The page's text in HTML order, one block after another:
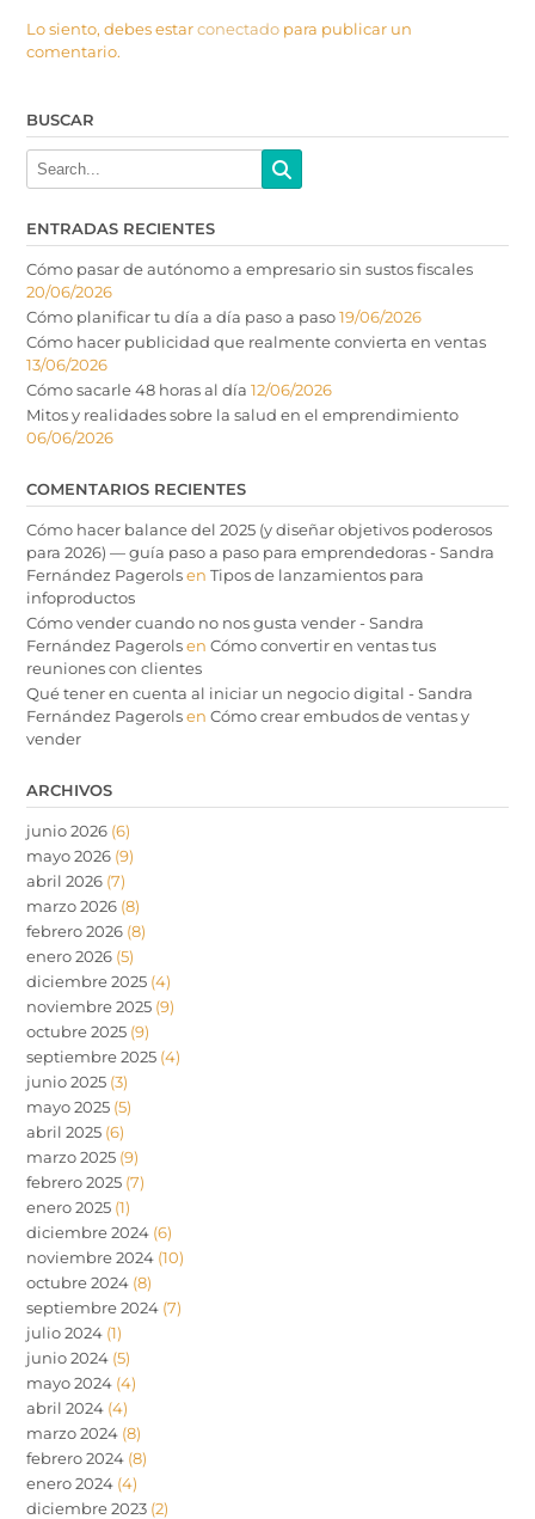
Lo siento, debes estarconectado para publicar un
comentario.
BUSCAR
ENTRADAS RECIENTES
Cómo pasar de autónomo a empresario sin sustos fiscales
20/06/2026
Cómo planificar tu día a día paso a paso19/06/2026
Cómo hacer publicidad que realmente convierta en ventas
13/06/2026
Cómo sacarle 48 horas al día 12/06/2026
Mitos y realidades sobre la salud en el emprendimiento
06/06/2026
COMENTARIOS RECIENTES
Cómo hacer balance del 2025 (y diseñar objetivos poderosos
para 2026) — guía paso a paso para emprendedoras - Sandra
Fernández Pagerolsen Tipos de lanzamientos para
infoproductos
Cómo vender cuando no nos gusta vender - Sandra
Fernández Pagerolsen Cómo convertir en ventas tus
reuniones con clientes
Qué tener en cuenta al iniciar un negocio digital - Sandra
Fernández Pagerolsen Cómo crear embudos de ventas y
vender
ARCHIVOS
junio 2026 (6)
mayo 2026 (9)
abril 2026 (7)
marzo 2026 (8)
febrero 2026 (8)
enero 2026 (5)
diciembre 2025 (4)
noviembre 2025 (9)
octubre 2025 (9)
septiembre 2025 (4)
junio 2025 (3)
mayo 2025 (5)
abril 2025 (6)
marzo 2025 (9)
febrero 2025 (7)
enero 2025 (1)
diciembre 2024 (6)
noviembre 2024 (10)
octubre 2024 (8)
septiembre 2024 (7)
julio 2024 (1)
junio 2024 (5)
mayo 2024 (4)
abril 2024 (4)
marzo 2024 (8)
febrero 2024 (8)
enero 2024 (4)
diciembre 2023 (2)